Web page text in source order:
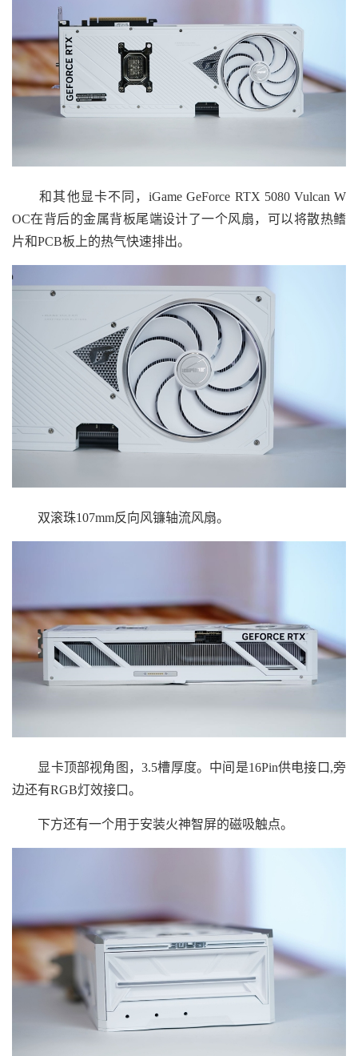
和其他显卡不同，iGame GeForce RTX 5080 Vulcan W
OC在背后的金属背板尾端设计了一个风扇，可以将散热鳍
片和PCB板上的热气快速排出。
双滚珠107mm反向风镰轴流风扇。
显卡顶部视角图，3.5槽厚度。中间是16Pin供电接口,旁
边还有RGB灯效接口。
下方还有一个用于安装火神智屏的磁吸触点。